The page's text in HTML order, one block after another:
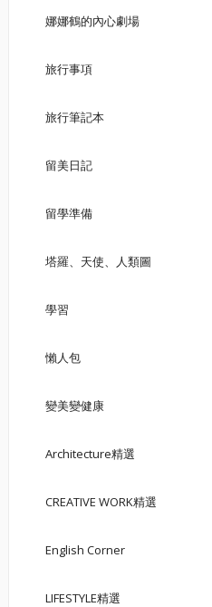
娜娜鶴的內心劇場
旅行事項
旅行筆記本
留美日記
留學準備
塔羅、天使、人類圖
學習
懶人包
變美變健康
Architecture精選
CREATIVE WORK精選
English Corner
LIFESTYLE精選